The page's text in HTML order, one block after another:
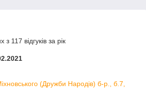
117 відгуків за рік
(Дружби Народів) б-р., б.7,